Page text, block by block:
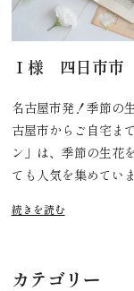
Ｉ様 四日市市
名古屋市発！季節の
古屋市からご自宅ま
ン」は、季節の生花
ても人気を集めてい
続きを読む
カテゴリー